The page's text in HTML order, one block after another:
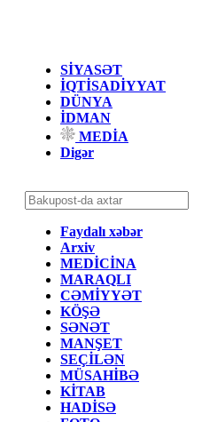
SİYASƏT
İQTİSADİYYAT
DÜNYA
İDMAN
MEDİA
Digər
Faydalı xəbər
Arxiv
MEDİCİNA
MARAQLI
CƏMİYYƏT
KÖŞƏ
SƏNƏT
MANŞET
SEÇİLƏN
MÜSAHİBƏ
KİTAB
HADİSƏ